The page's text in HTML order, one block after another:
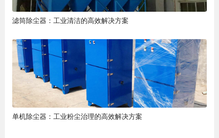
滤筒除尘器：工业清洁的高效解决方案
单机除尘器：工业粉尘治理的高效解决方案